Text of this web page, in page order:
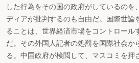
した行為をその国の政府がしているのを
ディアが批判するのも自由だ。国際世論
ることは、世界経済市場をコントロール
だ。その外国人記者の処罰を国際社会か
る。中国政府が検閲して、マスコミを押